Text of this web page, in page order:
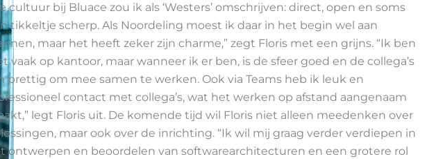
cultuur bij Bluace zou ik als ‘Westers’ omschrijven: direct, open en soms
tikkeltje scherp. Als Noordeling moest ik daar in het begin wel aan
maar het heeft zeker zijn charme,” zegt Floris met een grijns. “Ik ben
vaak op kantoor, maar wanneer ik er ben, is de sfeer goed en de collega’s
prettig om mee samen te werken. Ook via Teams heb ik leuk en
contact met collega’s, wat het werken op afstand aangenaam
legt Floris uit. De komende tijd wil Floris niet alleen meedenken over
maar ook over de inrichting. “Ik wil mij graag verder verdiepen in
ontwerpen en beoordelen van softwarearchitecturen en een grotere rol